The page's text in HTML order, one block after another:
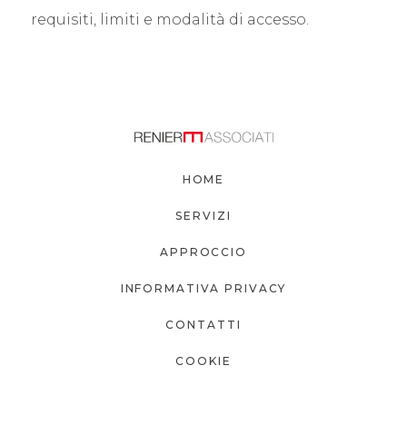
requisiti, limiti e modalità di accesso.
HOME
SERVIZI
APPROCCIO
INFORMATIVA PRIVACY
CONTATTI
COOKIE